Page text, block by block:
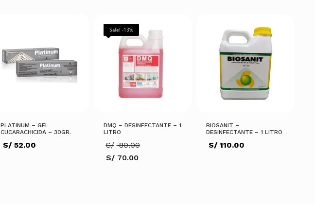
PLATINUM – GEL
CUCARACHICIDA – 30GR.
S/52.00
Sale! -13%
DMQ – DESINFECTANTE – 1
LITRO
S/ 80.00
S/70.00
BIOSANIT –
DESINFECTANTE – 1 LITRO
S/ 110.00